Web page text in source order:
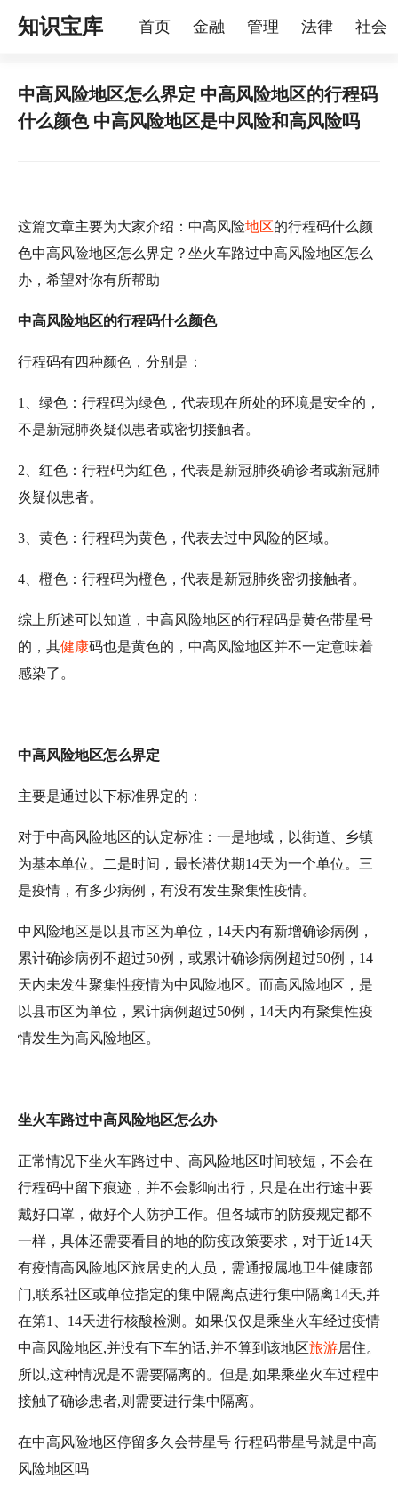
知识宝库 首页 金融 管理 法律 社会
烦恼 家庭 宠物
中高风险地区怎么界定 中高风险地区的行程码
什么颜色 中高风险地区是中风险和高风险吗
这篇文章主要为大家介绍：中高风险地区的行程码什么颜
色中高风险地区怎么界定？坐火车路过中高风险地区怎么
办，希望对你有所帮助
中高风险地区的行程码什么颜色
行程码有四种颜色，分别是：
1、绿色：行程码为绿色，代表现在所处的环境是安全的，
不是新冠肺炎疑似患者或密切接触者。
2、红色：行程码为红色，代表是新冠肺炎确诊者或新冠肺
炎疑似患者。
3、黄色：行程码为黄色，代表去过中风险的区域。
4、橙色：行程码为橙色，代表是新冠肺炎密切接触者。
综上所述可以知道，中高风险地区的行程码是黄色带星号
的，其健康码也是黄色的，中高风险地区并不一定意味着
感染了。
中高风险地区怎么界定
主要是通过以下标准界定的：
对于中高风险地区的认定标准：一是地域，以街道、乡镇
为基本单位。二是时间，最长潜伏期14天为一个单位。三
是疫情，有多少病例，有没有发生聚集性疫情。
中风险地区是以县市区为单位，14天内有新增确诊病例，
累计确诊病例不超过50例，或累计确诊病例超过50例，14
天内未发生聚集性疫情为中风险地区。而高风险地区，是
以县市区为单位，累计病例超过50例，14天内有聚集性疫
情发生为高风险地区。
坐火车路过中高风险地区怎么办
正常情况下坐火车路过中、高风险地区时间较短，不会在
行程码中留下痕迹，并不会影响出行，只是在出行途中要
戴好口罩，做好个人防护工作。但各城市的防疫规定都不
一样，具体还需要看目的地的防疫政策要求，对于近14天
有疫情高风险地区旅居史的人员，需通报属地卫生健康部
门,联系社区或单位指定的集中隔离点进行集中隔离14天,并
在第1、14天进行核酸检测。如果仅仅是乘坐火车经过疫情
中高风险地区,并没有下车的话,并不算到该地区旅游居住。
所以,这种情况是不需要隔离的。但是,如果乘坐火车过程中
接触了确诊患者,则需要进行集中隔离。
在中高风险地区停留多久会带星号 行程码带星号就是中高
风险地区吗